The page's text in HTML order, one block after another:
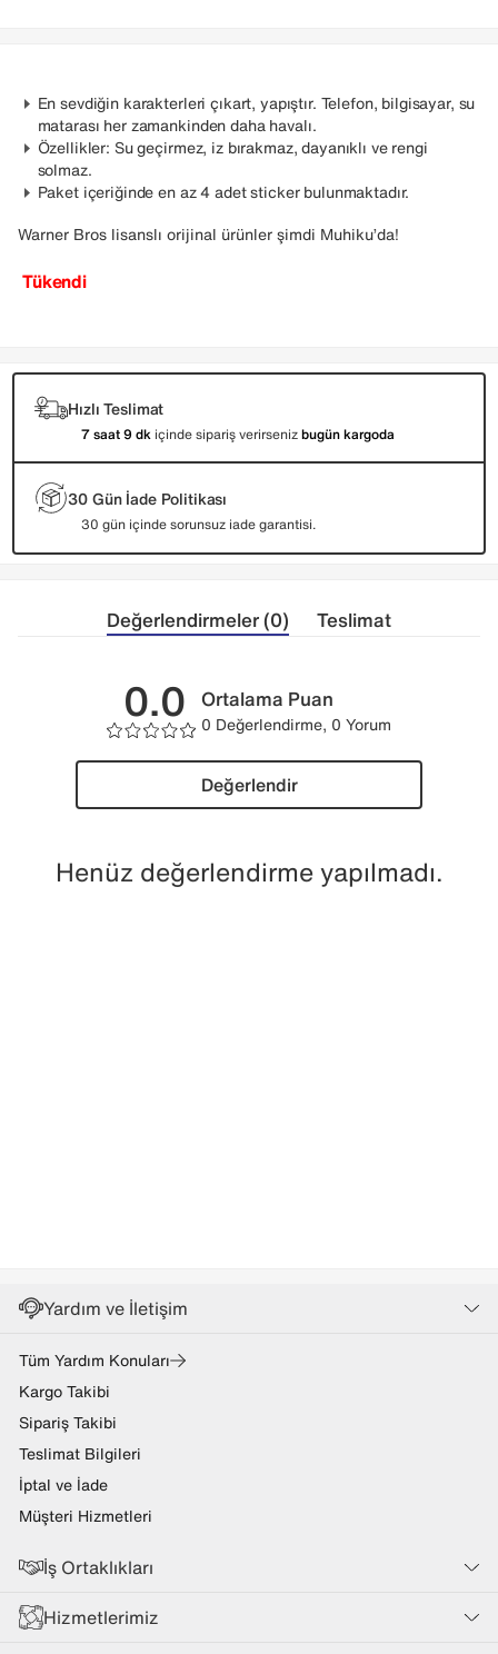
En sevdiğin karakterleri çıkart, yapıştır. Telefon, bilgisayar, su
matarası her zamankinden daha havalı.
Özellikler: Su geçirmez, iz bırakmaz, dayanıklı ve rengi
solmaz.
Paket içeriğinde en az 4 adet sticker bulunmaktadır.
Warner Bros lisanslı orijinal ürünler şimdi Muhiku’da!
Tükendi
Hızlı Teslimat
7 saat 9 dk içinde sipariş verirsenizbugün kargoda
30 Gün İade Politikası
30 gün içinde sorunsuz iade garantisi.
Değerlendirmeler (0) Teslimat
0.0 Ortalama Puan
0 Değerlendirme, 0 Yorum
Değerlendir
Henüz değerlendirme yapılmadı.
Yardım ve İletişim
Tüm Yardım Konuları
Kargo Takibi
Sipariş Takibi
Teslimat Bilgileri
İptal ve İade
Müşteri Hizmetleri
İş Ortaklıkları
Hizmetlerimiz